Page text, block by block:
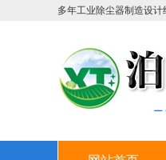
多年工业除尘器制造设